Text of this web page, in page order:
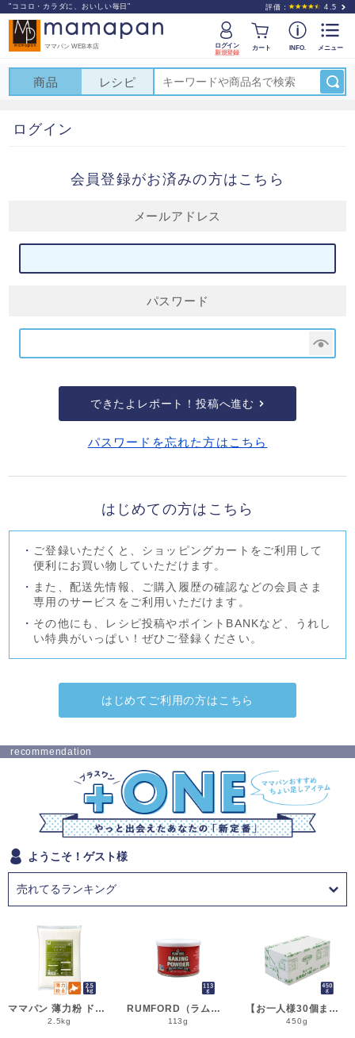
"ココロ・カラダに、おいしい毎日" 評価： 4.5
ママパン WEB本店
ログイン
新規登録
カート INFO. メニュー
商品 レシピ
ログイン
会員登録がお済みの方はこちら
メールアドレス
パスワード
できたよレポート！投稿へ進む
パスワードを忘れた方はこちら
はじめての方はこちら
ご登録いただくと、ショッピングカートをご利用して
便利にお買い物していただけます。
また、配送先情報、ご購入履歴の確認などの会員さま
専用のサービスをご利用いただけます。
その他にも、レシピ投稿やポイントBANKなど、うれし
い特典がいっぱい！ぜひご登録ください。
はじめてご利用の方はこちら
recommendation
ようこそ！ゲスト様
ママパン 薄力粉 ドルチェ 2.5kg 菓子用小麦粉 北海道産 江別製粉 国産小麦粉_シフォンケーキ スポンジケーキ パウンドケーキ クッキー
2.5kg
RUMFORD（ラムフォード） ベーキングパウダー 113g 膨脹剤 BP__
113g
【お一人様30個まで】よつ葉 無塩バター 450g 賞味期限2026年11月5日またはそれ以降 バター よつば 北海道 食塩不使用 __
450g